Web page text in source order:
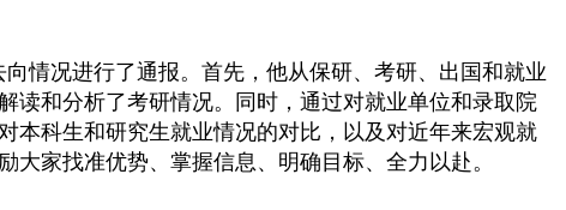
向情况进行了通报。首先，他从保研、考研、出国和就业
读和分析了考研情况。同时，通过对就业单位和录取院
本科生和研究生就业情况的对比，以及对近年来宏观就
家找准优势、掌握信息、明确目标、全力以赴。